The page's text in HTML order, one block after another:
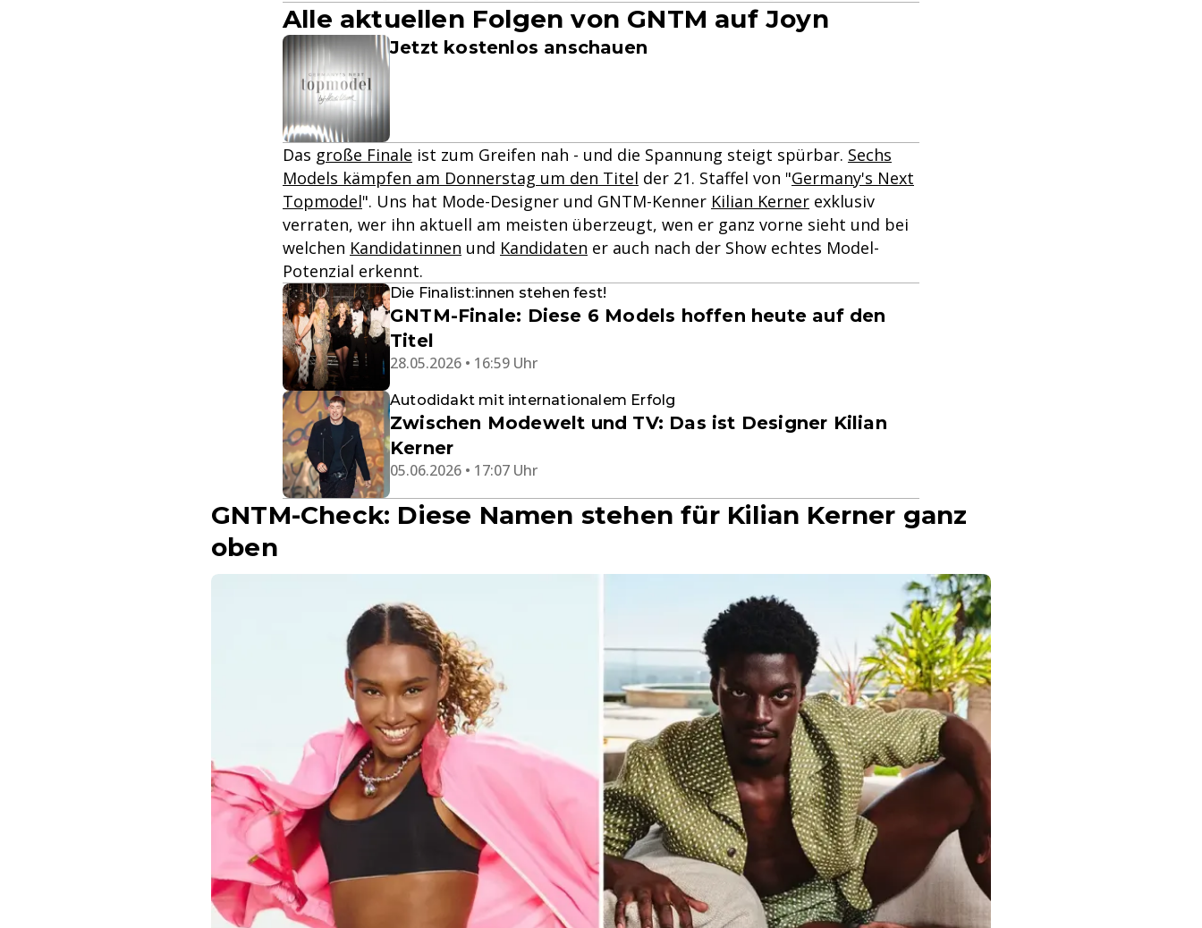
Alle aktuellen Folgen von GNTM auf Joyn
Jetzt kostenlos anschauen
Das große Finale ist zum Greifen nah - und die Spannung steigt spürbar. Sechs
Models kämpfen am Donnerstag um den Titel der 21. Staffel von "Germany's Next
Topmodel". Uns hat Mode-Designer und GNTM-Kenner Kilian Kerner exklusiv
verraten, wer ihn aktuell am meisten überzeugt, wen er ganz vorne sieht und bei
welchen Kandidatinnen und Kandidaten er auch nach der Show echtes Model-
Potenzial erkennt.
Die Finalist:innen stehen fest!
GNTM-Finale: Diese 6 Models hoffen heute auf den
Titel
28.05.2026 • 16:59 Uhr
Autodidakt mit internationalem Erfolg
Zwischen Modewelt und TV: Das ist Designer Kilian
Kerner
05.06.2026 • 17:07 Uhr
GNTM-Check: Diese Namen stehen für Kilian Kerner ganz
oben